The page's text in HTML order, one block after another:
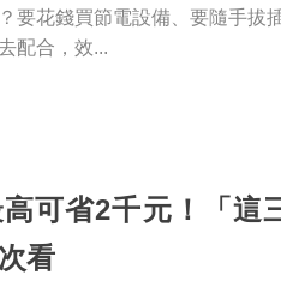
要花錢買節電設備、要隨手拔
配合，效...
可省2千元！「這
看